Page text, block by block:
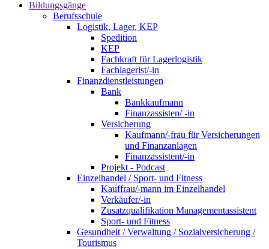
Bildungsgänge
Berufsschule
Logistik, Lager, KEP
Spedition
KEP
Fachkraft für Lagerlogistik
Fachlagerist/-in
Finanzdienstleistungen
Bank
Bankkaufmann
Finanzassisten/ -in
Versicherung
Kaufmann/-frau für Versicherungen
und Finanzanlagen
Finanzassistent/-in
Projekt - Podcast
Einzelhandel / Sport- und Fitness
Kauffrau/-mann im Einzelhandel
Verkäufer/-in
Zusatzqualifikation Managementassistent
Sport- und Fitness
Gesundheit / Verwaltung / Sozialversicherung /
Tourismus